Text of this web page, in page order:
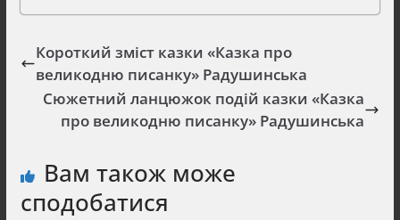
Короткий зміст казки «Казка про
великодню писанку» Радушинська
Сюжетний ланцюжок подій казки «Казка
про великодню писанку» Радушинська
Вам також може
сподобатися